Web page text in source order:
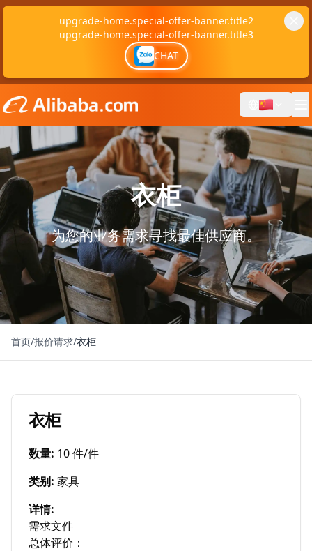
upgrade-home.special-offer-banner.title2
upgrade-home.special-offer-banner.title3
CHAT
衣柜
为您的业务需求寻找最佳供应商。
首页/报价请求/衣柜
衣柜
数量: 10 件/件
类别: 家具
详情:
需求文件
总体评价：